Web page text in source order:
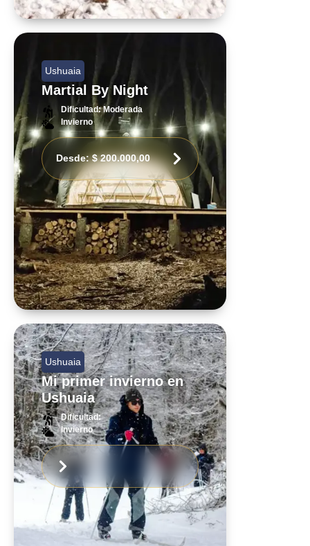
Ushuaia
Martial By Night
Dificultad: Moderada
Invierno
Desde:$200.000,00
Ushuaia
Mi primer invierno en
Ushuaia
Dificultad:
Invierno